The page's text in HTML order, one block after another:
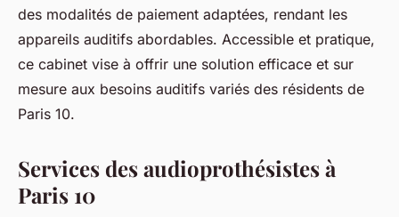
des modalités de paiement adaptées, rendant les
appareils auditifs abordables. Accessible et pratique,
ce cabinet vise à offrir une solution efficace et sur
mesure aux besoins auditifs variés des résidents de
Paris 10.
Services des audioprothésistes à
Paris 10